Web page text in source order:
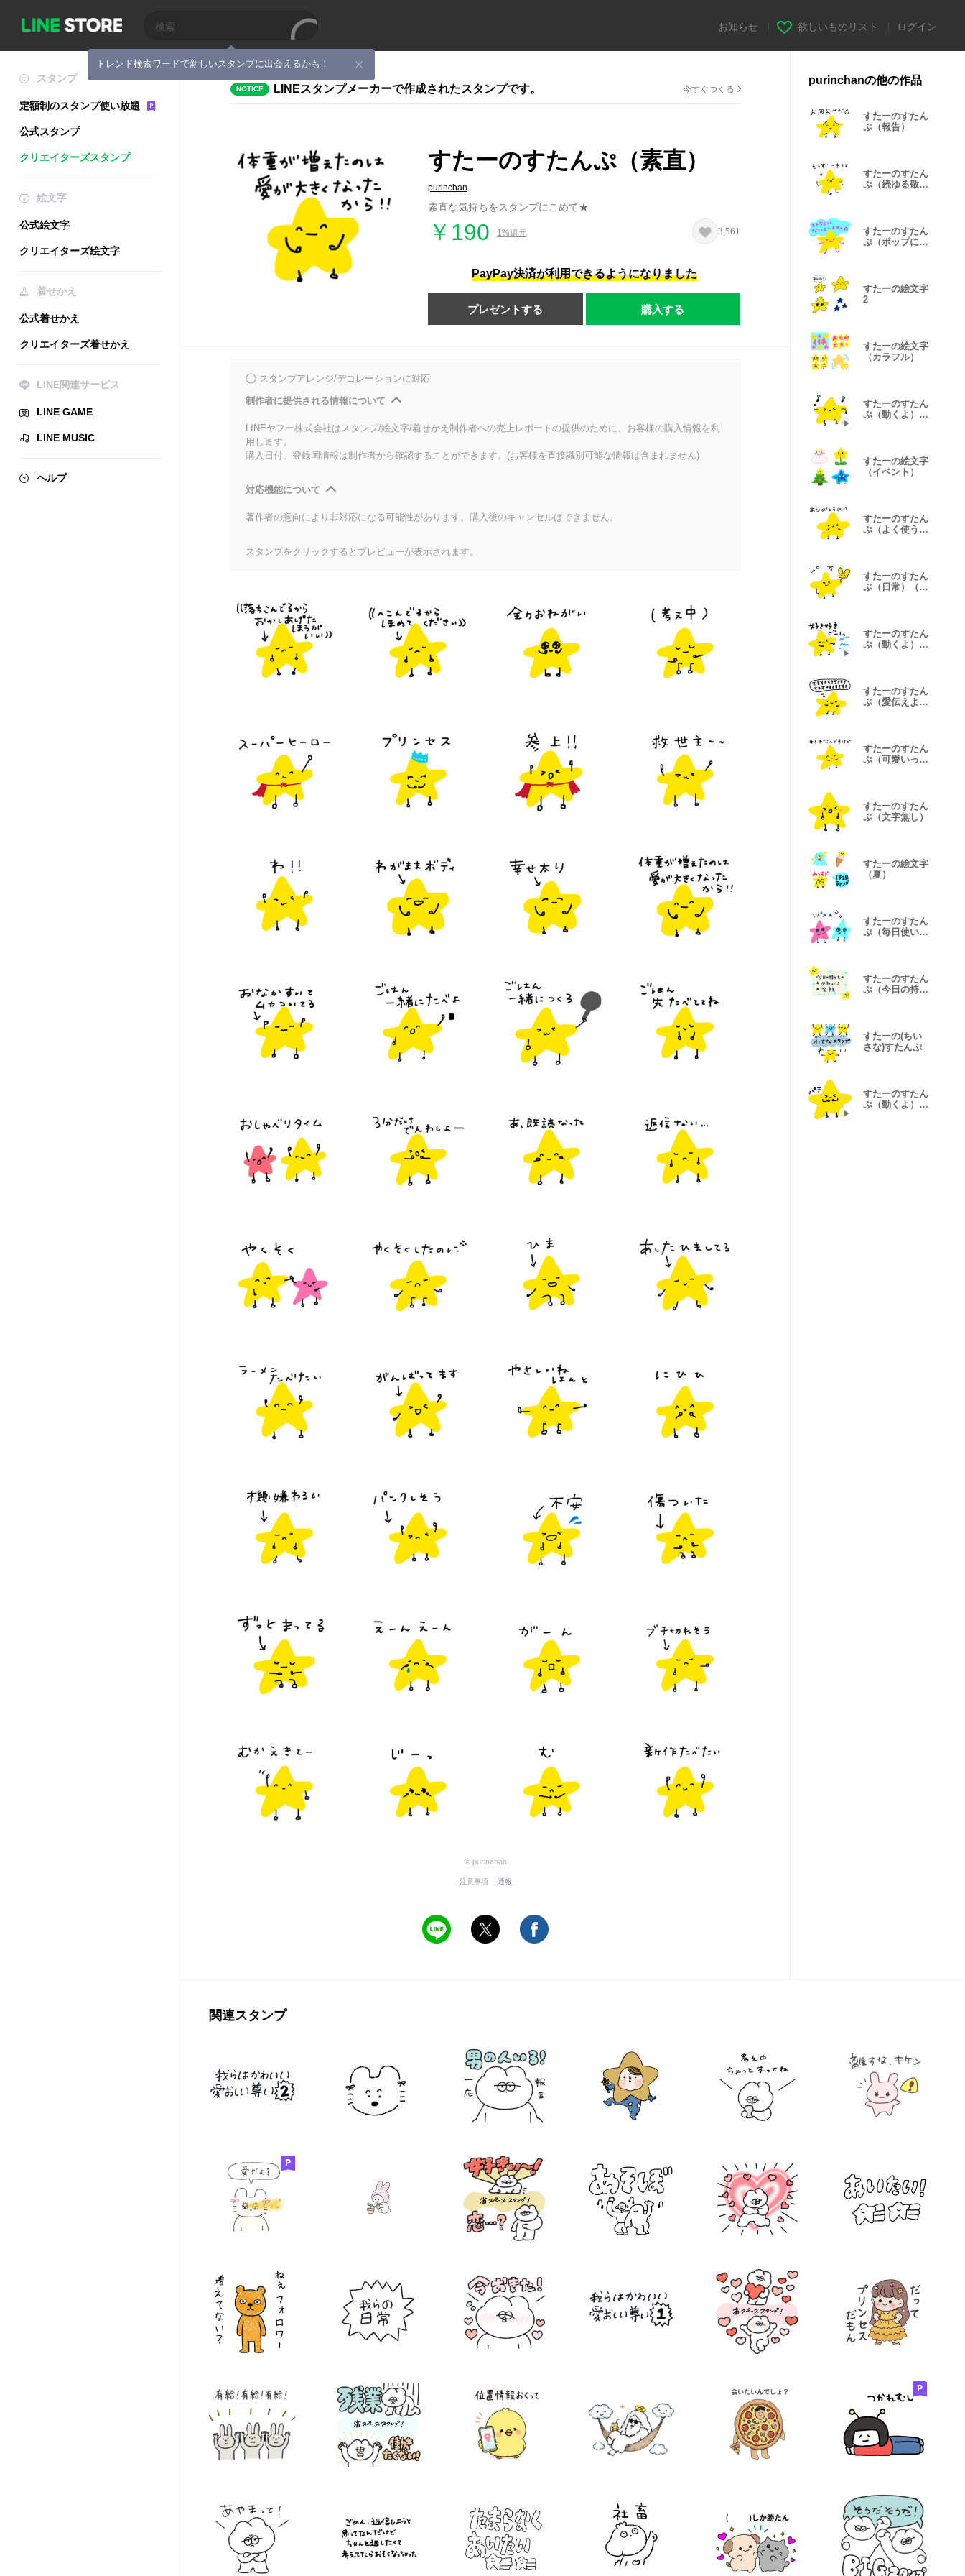
トレンド検索ワードで新しいスタンプに出会えるかも！
お知らせ 欲しいものリスト ログイン
スタンプ
定額制のスタンプ使い放題
公式スタンプ
クリエイターズスタンプ
絵文字
公式絵文字
クリエイターズ絵文字
着せかえ
公式着せかえ
クリエイターズ着せかえ
LINE関連サービス
LINE GAME
LINE MUSIC
ヘルプ
NOTICE LINEスタンプメーカーで作成されたスタンプです。 今すぐつくる
すたーのすたんぷ（素直）
purinchan
素直な気持ちをスタンプにこめて★
￥190 1%還元 3,561
PayPay決済が利用できるようになりました
プレゼントする 購入する
スタンプアレンジ/デコレーションに対応
制作者に提供される情報について
LINEヤフー株式会社はスタンプ/絵文字/着せかえ制作者への売上レポートの提供のために、お客様の購入情報を利
用します。
購入日付、登録国情報は制作者から確認することができます。(お客様を直接識別可能な情報は含まれません)
対応機能について
著作者の意向により非対応になる可能性があります。購入後のキャンセルはできません。
スタンプをクリックするとプレビューが表示されます。
© purinchan
注意事項 通報
purinchanの他の作品
すたーのすたん
ぷ（報告）
すたーのすたん
ぷ（続ゆる敬
すたーのすたん
ぷ（ポップに報
すたーの絵文字
2
すたーの絵文字
（カラフル）
すたーのすたん
ぷ（動くよ）
すたーの絵文字
（イベント）
すたーのすたん
ぷ（よく使う）
すたーのすたん
ぷ（日常）（白
すたーのすたん
ぷ（動くよ）
すたーのすたん
ぷ（愛伝えよう
すたーのすたん
ぷ（可愛いって
すたーのすたん
ぷ（文字無し）
すたーの絵文字
（夏）
すたーのすたん
ぷ（毎日使いや
すたーのすたん
ぷ（今日の持ち
すたーの(ちい
さな)すたんぷ
すたーのすたん
ぷ（動くよ）
関連スタンプ